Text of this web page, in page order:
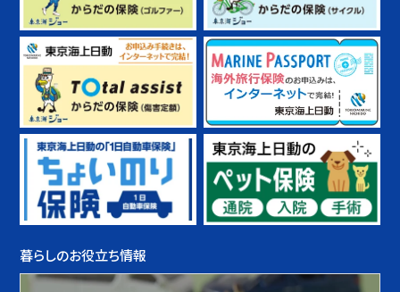
暮らしのお役立ち情報